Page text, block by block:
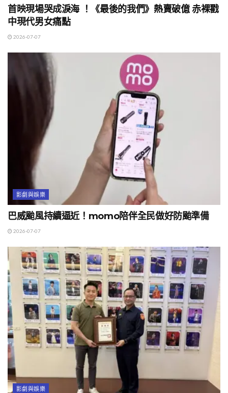
首映現場哭成淚海 ！《最後的我們》熱賣破億 赤裸戳
中現代男女痛點
2026-07-07
影劇與娛樂
巴威颱風持續逼近！momo陪伴全民做好防颱準備
2026-07-07
影劇與娛樂